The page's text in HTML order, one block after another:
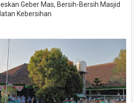
Geber Mas, Bersih-Bersih Masjid
Kebersihan